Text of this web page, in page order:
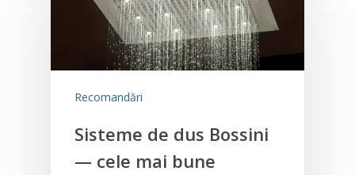
Recomandări
Sisteme de dus Bossini
— cele mai bune